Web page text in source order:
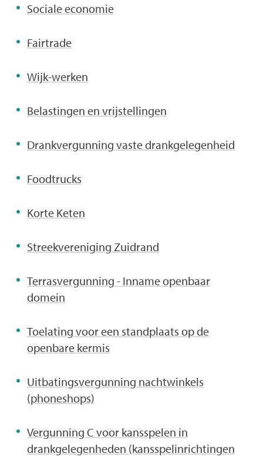
op
zoek
naar
...
Sociale economie
Fairtrade
Wijk-werken
Belastingen en vrijstellingen
Drankvergunning vaste drankgelegenheid
Foodtrucks
Korte Keten
Streekvereniging Zuidrand
Terrasvergunning - Inname openbaar
domein
Toelating voor een standplaats op de
openbare kermis
Uitbatingsvergunning nachtwinkels
(phoneshops)
Vergunning C voor kansspelen in
drankgelegenheden (kansspelinrichtingen